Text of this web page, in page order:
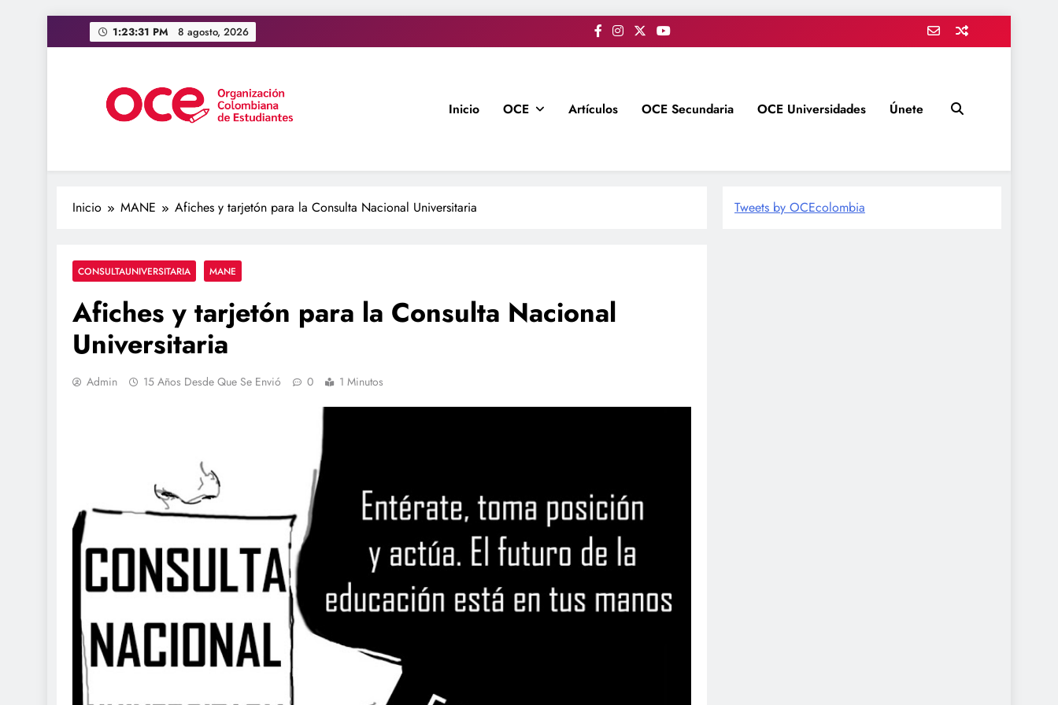
al
1:23:32 PM 8 agosto, 2026
OCE Colombia
Inicio OCE Artículos OCE Secundaria OCE Universidades Únete
Inicio MANE Afiches y tarjetón para la Consulta Nacional Universitaria
CONSULTAUNIVERSITARIA MANE
Afiches y tarjetón para la Consulta Nacional
Universitaria
Admin 15 Años Desde Que Se Envió 0 1 Minutos
Tweets by OCEcolombia